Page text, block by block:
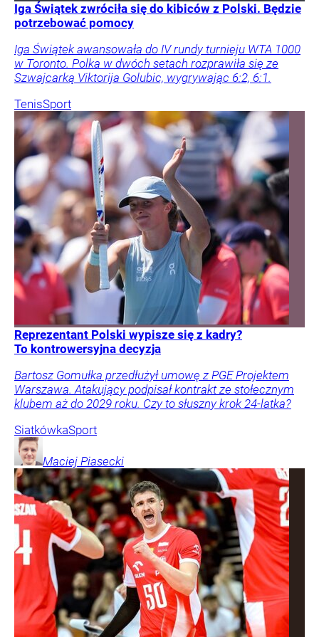
Iga Świątek zwróciła się do kibiców z Polski. Będzie
potrzebować pomocy
Iga Świątek awansowała do IV rundy turnieju WTA 1000
w Toronto. Polka w dwóch setach rozprawiła się ze
Szwajcarką Viktorija Golubic, wygrywając 6:2, 6:1.
TenisSport
Reprezentant Polski wypisze się z kadry?
To kontrowersyjna decyzja
Bartosz Gomułka przedłużył umowę z PGE Projektem
Warszawa. Atakujący podpisał kontrakt ze stołecznym
klubem aż do 2029 roku. Czy to słuszny krok 24-latka?
SiatkówkaSport
Maciej Piasecki